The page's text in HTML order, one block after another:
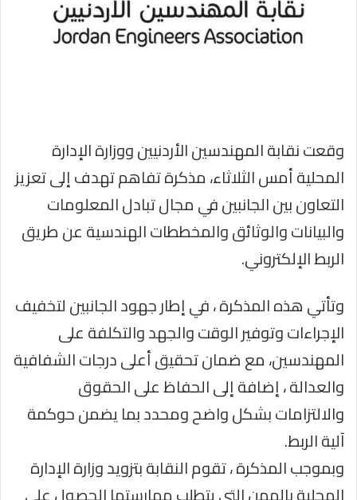
وقعت نقابة المهندسين الأردنيين ووزارة الإدارة
المحلية أمس الثلاثاء، مذكرة تفاهم تهدف إلى تعزيز
التعاون بين الجانبين في مجال تبادل المعلومات
والبيانات والوثائق والمخططات الهندسية عن طريق
الربط الإلكتروني.
وتأتي هذه المذكرة ، في إطار جهود الجانبين لتخفيف
الإجراءات وتوفير الوقت والجهد والتكلفة على
المهندسين، مع ضمان تحقيق أعلى درجات الشفافية
والعدالة ، إضافة إلى الحفاظ على الحقوق
والالتزامات بشكل واضح ومحدد بما يضمن حوكمة
آلية الربط.
وبموجب المذكرة ، تقوم النقابة بتزويد وزارة الإدارة